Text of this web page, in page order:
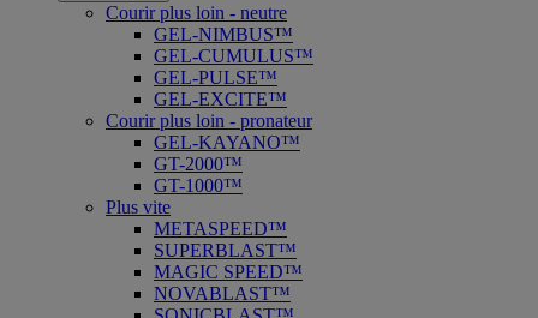
Courir plus loin - neutre
GEL-NIMBUS™
GEL-CUMULUS™
GEL-PULSE™
GEL-EXCITE™
Courir plus loin - pronateur
GEL-KAYANO™
GT-2000™
GT-1000™
Plus vite
METASPEED™
SUPERBLAST™
MAGIC SPEED™
NOVABLAST™